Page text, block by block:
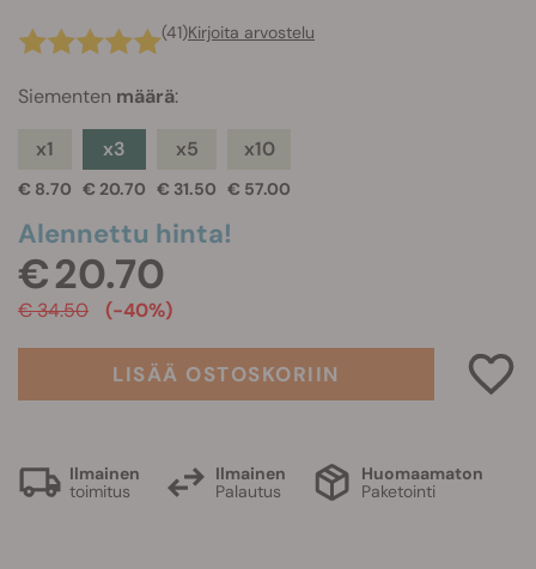
(41)Kirjoita arvostelu
Siementen määrä:
x1
€ 8.70
x3
€ 20.70
x5
€ 31.50
x10
€ 57.00
Alennettu hinta!
€ 20.70
€ 34.50 (-40%)
LISÄÄ OSTOSKORIIN
Ilmainen
toimitus
Ilmainen
Palautus
Huomaamaton
Paketointi